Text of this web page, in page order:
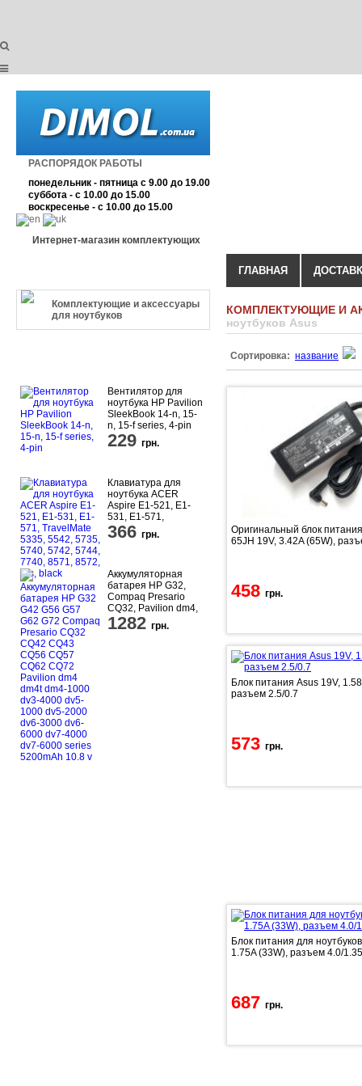
РАСПОРЯДОК РАБОТЫ
понедельник - пятница с 9.00 до 19.00
суббота - с 10.00 до 15.00
воскресенье - с 10.00 до 15.00
Интернет-магазин комплектующих
Комплектующие и аксессуары
для ноутбуков
Вентилятор для
ноутбука HP Pavilion
SleekBook 14-n, 15-
n, 15-f series, 4-pin
229 грн.
Клавиатура для
ноутбука ACER
Aspire E1-521, E1-
531, E1-571,
TravelMate 5335,
5542, 5735, 5740,
366 грн.
Аккумуляторная
батарея HP G32,
Compaq Presario
CQ32, Pavilion dm4,
dm4-1000 series,
black, 5200mAhr,
1282 грн.
ГЛАВНАЯ
КОМПЛЕКТУЮЩИЕ И
ноутбуков Asus
Сортировка: название
Оригинальный блок
65JH 19V, 3.42A (65W),
458 грн.
Блок питания Asus 19V,
разъем 2.5/0.7
573 грн.
Блок питания для
1.75A (33W), разъем 4.0/1.35
687 грн.